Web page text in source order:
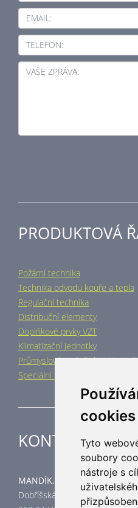
cookies
Tyto
soubory
nástroje s
EMAIL:
TELEFON:
VAŠE ZPRÁVA:
PRODUKTOVÁ
Požární technika
Technika odvodu kouře a tepla
Regulační technika
Distribuční elementy
Doplňkové prvky VZT
Klimatizační jednotky
Průmyslové vytápění a chlazení
Speciální aplikace
KONTAKT
MANDÍK, a.s.
Dobříšská 550